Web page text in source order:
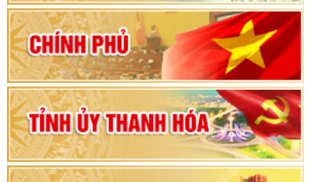
2026-2031
80 năm Quốc hội Việt Nam: vì lợi ích Nhân dân,
vì sự phát triển của đất nước
Bộ Chính trị duyệt nội dung Đại hội đại biểu
Đảng bộ tỉnh Thanh Hóa lần thứ XX, nhiệm kỳ
2025 - 2030
Đại hội đại biểu Đảng bộ xã Yên Thọ lần thứ I,
nhiệm kỳ 2025 – 2030